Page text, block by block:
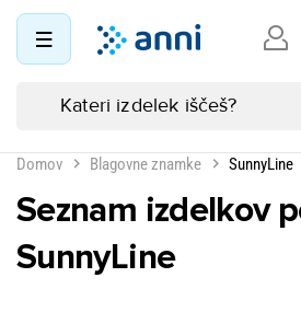
Domov Blagovne znamke SunnyLine
Seznam izdelkov
SunnyLine